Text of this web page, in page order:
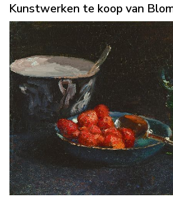
Kunstwerken te koop van